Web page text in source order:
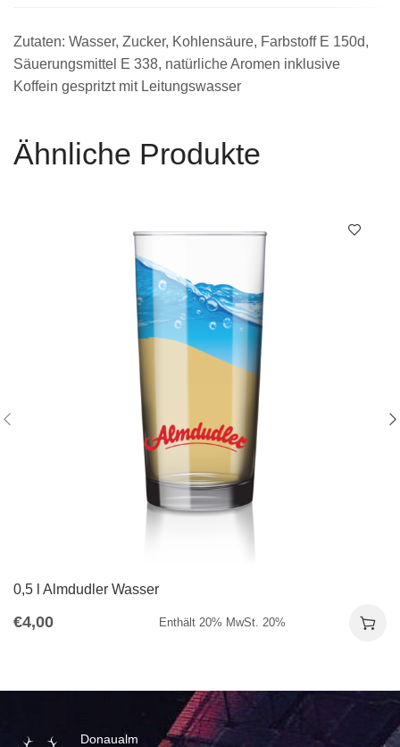
Zutaten: Wasser, Zucker, Kohlensäure, Farbstoff E 150d,
Säuerungsmittel E 338, natürliche Aromen inklusive
Koffein gespritzt mit Leitungswasser
Ähnliche Produkte
0,5 l Almdudler Wasser
€4,00 Enthält 20% MwSt. 20%
Donaualm